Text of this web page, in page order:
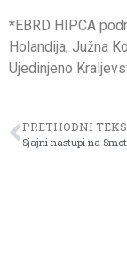
*EBRD HIPCA
Holandija, Južna
Ujedinjeno
PRETHODNI